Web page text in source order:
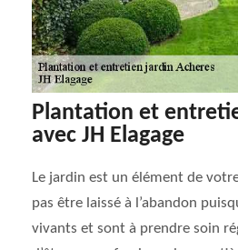
Plantation et
avec JH Elagage
Le jardin est un élément de
pas être laissé à l’abandon
vivants et sont à prendre soin